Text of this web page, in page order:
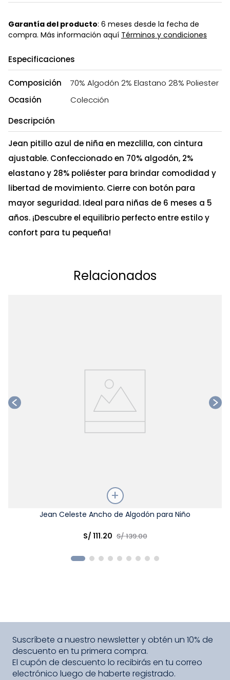
Garantía del producto: 6 meses desde la fecha de
compra. Más información aquí Términos y condiciones
Especificaciones
Composición
70% Algodón 2% Elastano 28% Poliester
Ocasión
Colección
Descripción
Jean pitillo azul de niña en mezclilla, con cintura
ajustable. Confeccionado en 70% algodón, 2%
elastano y 28% poliéster para brindar comodidad y
libertad de movimiento. Cierre con botón para
mayor seguridad. Ideal para niñas de 6 meses a 5
años. ¡Descubre el equilibrio perfecto entre estilo y
confort para tu pequeña!
Relacionados
Jean Celeste Ancho de Algodón para Niño
S/111.20 S/139.00
Suscríbete a nuestro newsletter y obtén un 10% de
descuento en tu primera compra.
El cupón de descuento lo recibirás en tu correo
electrónico luego de haberte registrado.